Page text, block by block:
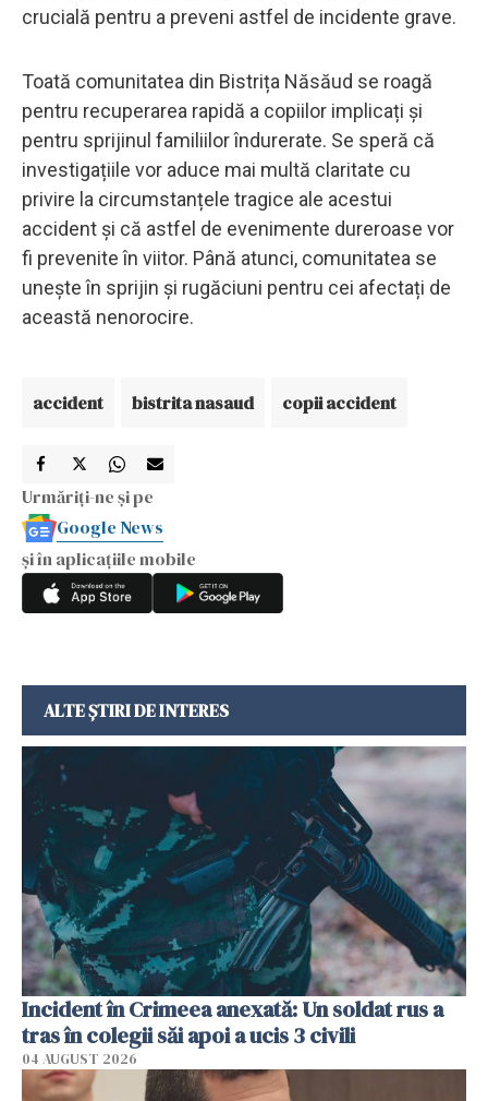
crucială pentru a preveni astfel de incidente grave.
Toată comunitatea din Bistrița Năsăud se roagă
pentru recuperarea rapidă a copiilor implicați și
pentru sprijinul familiilor îndurerate. Se speră că
investigațiile vor aduce mai multă claritate cu
privire la circumstanțele tragice ale acestui
accident și că astfel de evenimente dureroase vor
fi prevenite în viitor. Până atunci, comunitatea se
unește în sprijin și rugăciuni pentru cei afectați de
această nenorocire.
accident bistrita nasaud copii accident
Urmăriți-ne și pe
Google News
și în aplicațiile mobile
ALTE ȘTIRI DE INTERES
Incident în Crimeea anexată: Un soldat rus a
tras în colegii săi apoi a ucis 3 civili
04 AUGUST 2026